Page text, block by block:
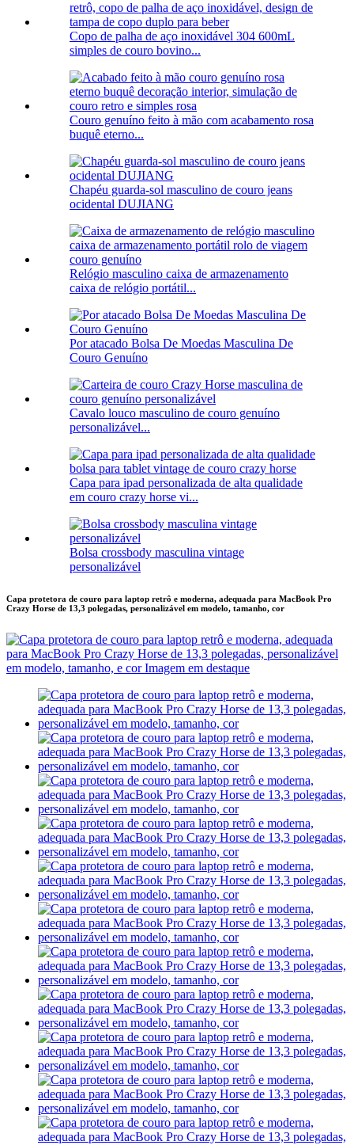
Copo de palha de aço inoxidável 304 600mL
simples de couro bovino...
Couro genuíno feito à mão com acabamento rosa
buquê eterno...
Chapéu guarda-sol masculino de couro jeans
ocidental DUJIANG
Relógio masculino caixa de armazenamento
caixa de relógio portátil...
Por atacado Bolsa De Moedas Masculina De
Couro Genuíno
Cavalo louco masculino de couro genuíno
personalizável...
Capa para ipad personalizada de alta qualidade
em couro crazy horse vi...
Bolsa crossbody masculina vintage
personalizável
Capa protetora de couro para laptop retrô e moderna, adequada para MacBook Pro
Crazy Horse de 13,3 polegadas, personalizável em modelo, tamanho, cor